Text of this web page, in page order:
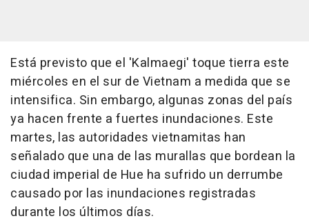
Está previsto que el 'Kalmaegi' toque tierra este
miércoles en el sur de Vietnam a medida que se
intensifica. Sin embargo, algunas zonas del país
ya hacen frente a fuertes inundaciones. Este
martes, las autoridades vietnamitas han
señalado que una de las murallas que bordean la
ciudad imperial de Hue ha sufrido un derrumbe
causado por las inundaciones registradas
durante los últimos días.